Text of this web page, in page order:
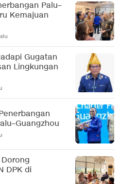
Palu–
Kemajuan
Gugatan
Lingkungan
DPK di